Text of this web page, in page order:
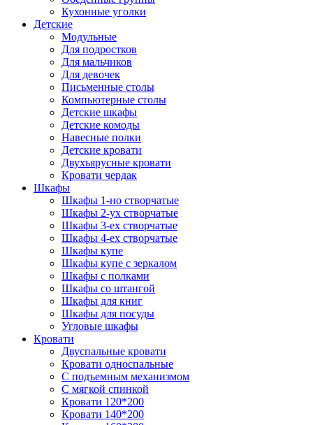
Кухонные уголки
Детские
Модульные
Для подростков
Для мальчиков
Для девочек
Письменные столы
Компьютерные столы
Детские шкафы
Детские комоды
Навесные полки
Детские кровати
Двухъярусные кровати
Кровати чердак
Шкафы
Шкафы 1-но створчатые
Шкафы 2-ух створчатые
Шкафы 3-ех створчатые
Шкафы 4-ех створчатые
Шкафы купе
Шкафы купе с зеркалом
Шкафы с полками
Шкафы со штангой
Шкафы для книг
Шкафы для посуды
Угловые шкафы
Кровати
Двуспальные кровати
Кровати односпальные
С подъемным механизмом
С мягкой спинкой
Кровати 120*200
Кровати 140*200